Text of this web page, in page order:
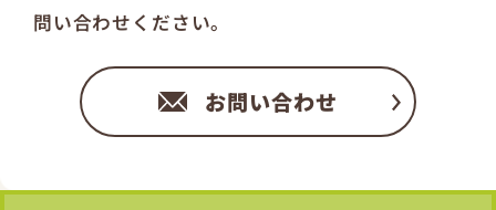
問い合わせください。
お問い合わせ